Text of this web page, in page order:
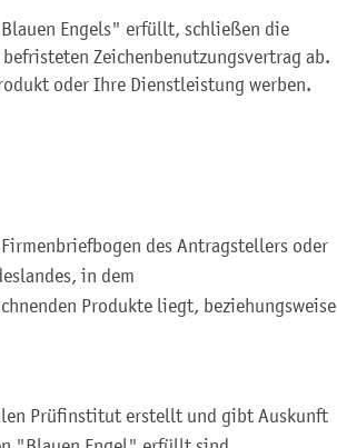
Engels" erfüllt, schließen die
Zeichenbenutzungsvertrag ab.
oder Ihre Dienstleistung werben.
des Antragstellers oder
in dem
Produkte liegt, beziehungsweise
Prüfinstitut erstellt und gibt Auskunft